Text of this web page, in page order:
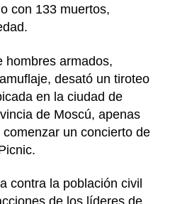
con 133 muertos,
hombres armados,
desató un tiroteo
en la ciudad de
de Moscú, apenas
un concierto de
contra la población civil